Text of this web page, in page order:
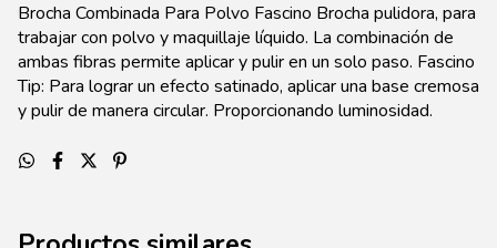
Brocha Combinada Para Polvo Fascino Brocha pulidora, para
trabajar con polvo y maquillaje líquido. La combinación de
ambas fibras permite aplicar y pulir en un solo paso. Fascino
Tip: Para lograr un efecto satinado, aplicar una base cremosa
y pulir de manera circular. Proporcionando luminosidad.